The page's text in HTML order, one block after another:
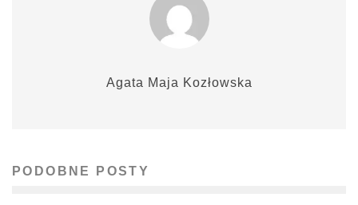
Agata Maja Kozłowska
PODOBNE POSTY